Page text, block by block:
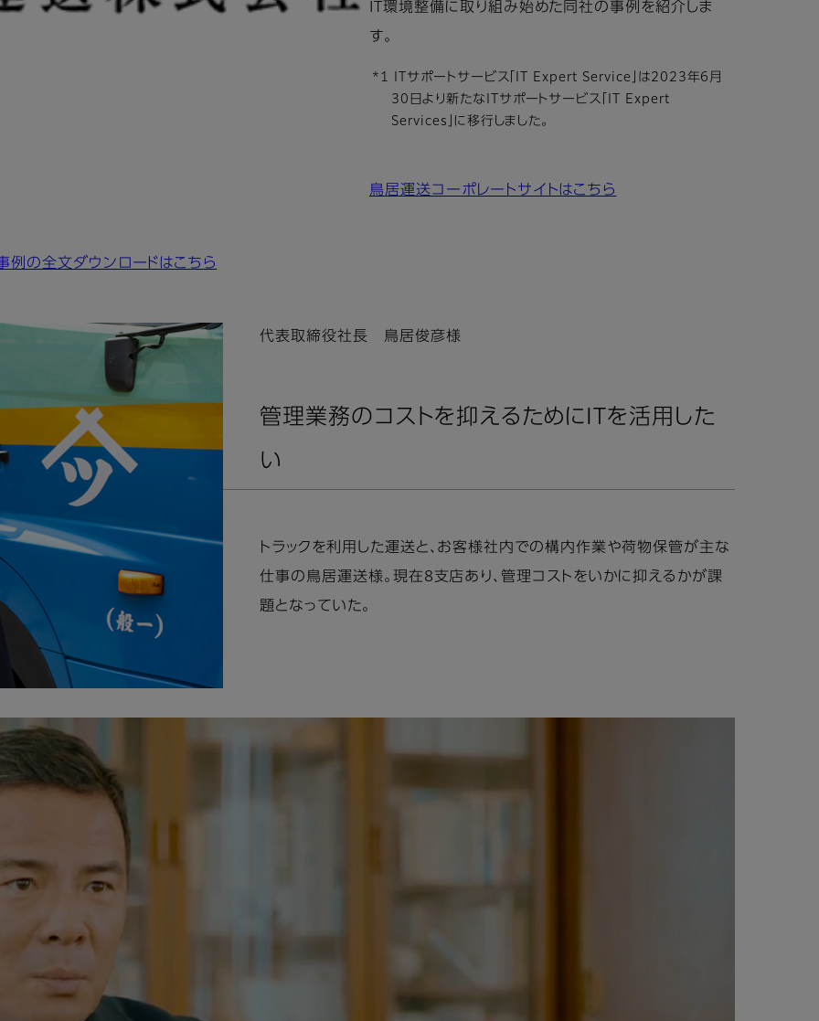
IT環境整備に取り組み始めた同社の事例を紹介しま
す。
*1 ITサポートサービス「IT Expert Service」は2023年6月
30日より新たなITサポートサービス「IT Expert
Services」に移行しました。
鳥居運送コーポレートサイトはこちら
例の全文ダウンロードはこちら
代表取締役社長 鳥居俊彦様
管理業務のコストを抑えるためにITを活用した
い
トラックを利用した運送と、お客様社内での構内作業や荷物保管が主な
仕事の鳥居運送様。現在8支店あり、管理コストをいかに抑えるかが課
題となっていた。